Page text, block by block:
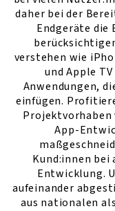
daher bei der
Endgeräte die
verstehen wie
und Apple
Anwendungen,
einfügen.
Projektvorhaben
App-
Kund:innen bei
Entwicklung.
aufeinander
aus nationalen